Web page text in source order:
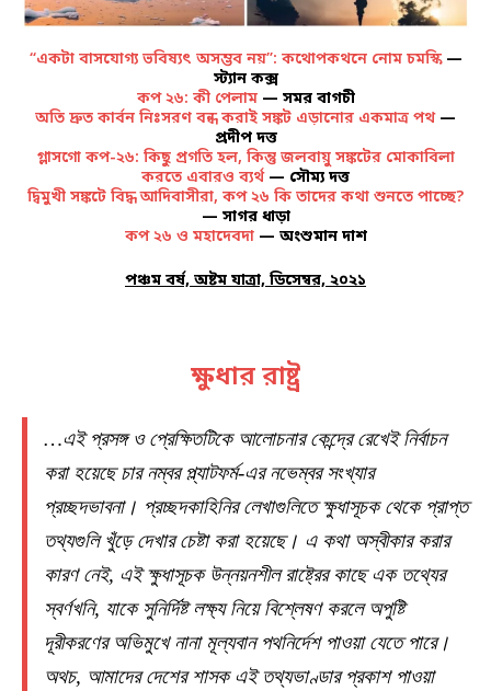
“একটা বাসযোগ্য ভবিষ্যৎ অসম্ভব নয়”: কথোপকথনে নোম চমস্কি—
স্ট্যান কক্স
কপ ২৬: কী পেলাম— সমর বাগচী
অতি দ্রুত কার্বন নিঃসরণ বন্ধ করাই সঙ্কট এড়ানোর একমাত্র পথ—
প্রদীপ দত্ত
গ্লাসগো কপ-২৬: কিছু প্রগতি হল, কিন্তু জলবায়ু সঙ্কটের মোকাবিলা
করতে এবারও ব্যর্থ— সৌম্য দত্ত
দ্বিমুখী সঙ্কটে বিদ্ধ আদিবাসীরা, কপ ২৬ কি তাদের কথা শুনতে পাচ্ছে?
— সাগর ধাড়া
কপ ২৬ ও মহাদেবদা— অংশুমান দাশ
পঞ্চম বর্ষ, অষ্টম যাত্রা, ডিসেম্বর, ২০২১
ক্ষুধার রাষ্ট্র
…এই প্রসঙ্গ ও প্রেক্ষিতটিকে আলোচনার কেন্দ্রে রেখেই নির্বাচন
করা হয়েছে চার নম্বর প্ল্যাটফর্ম-এর নভেম্বর সংখ্যার
প্রচ্ছদভাবনা। প্রচ্ছদকাহিনির লেখাগুলিতে ক্ষুধাসূচক থেকে প্রাপ্ত
তথ্যগুলি খুঁড়ে দেখার চেষ্টা করা হয়েছে। এ কথা অস্বীকার করার
কারণ নেই, এই ক্ষুধাসূচক উন্নয়নশীল রাষ্ট্রের কাছে এক তথ্যের
স্বর্ণখনি, যাকে সুনির্দিষ্ট লক্ষ্য নিয়ে বিশ্লেষণ করলে অপুষ্টি
দূরীকরণের অভিমুখে নানা মূল্যবান পথনির্দেশ পাওয়া যেতে পারে।
অথচ, আমাদের দেশের শাসক এই তথ্যভাণ্ডার প্রকাশ পাওয়া